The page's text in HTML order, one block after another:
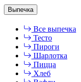
Выпечка
Все выпечка
Тесто
Пироги
Шарлотка
Пицца
Хлеб